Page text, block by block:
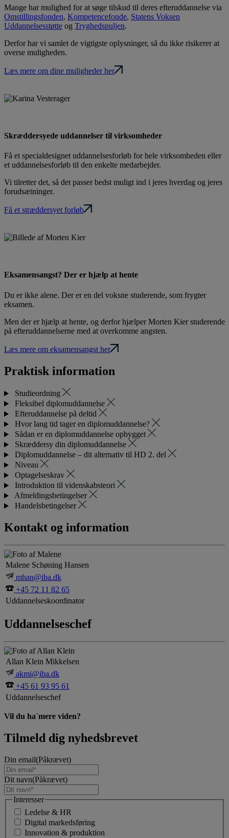
Mange har mulighed for at søge tilskud til deres efteruddannelse via
Omstillingsfonden, Kompetencefonde, Statens Voksen
Uddannelsesstøtte og Tryghedspuljen.
Derfor har vi samlet de vigtigste oplysninger, så du ikke risikerer at
overse muligheden.
Læs mere om dine muligheder her
Skræddersyede uddannelser til virksomheder
Få et specialdesignet uddannelsesforløb for hele virksomheden eller
et uddannelsesforløb til den enkelte medarbejder.
Vi tilretter det, så det passer bedst muligt ind i jeres hverdag og jeres
forudsætninger.
Få et stræddersyet forløb
Eksamensangst? Der er hjælp at hente
Du er ikke alene. Der er en del voksne studerende, som frygter
eksamen.
Men der er hjælp at hente, og derfor hjælper Morten Kier studerende
på efteruddannelserne med at overkomme angsten.
Læs mere om eksamensangst her
Praktisk information
Studieordning
Fleksibel diplomuddannelse
Efteruddannelse på deltid
Hvor lang tid tager en diplomuddannelse?
Sådan er en diplomuddannelse opbygget
Skræddersy din diplomuddannelse
Diplomuddannelse – dit alternativ til HD 2. del
Niveau
Optagelseskrav
Introduktion til videnskabsteori
Afmeldingsbetingelser
Handelsbetingelser
Kontakt og information
Malene Schøning Hansen
mhan@iba.dk
+45 72 11 82 65
Uddannelseskoordinator
Uddannelseschef
Allan Klein Mikkelsen
akmi@iba.dk
+45 61 93 95 61
Uddannelseschef
Vil du ha´mere viden?
Tilmeld dig nyhedsbrevet
Din email(Påkrævet)
Dit navn(Påkrævet)
Interesser
Ledelse & HR
Digital markedsføring
Innovation & produktion